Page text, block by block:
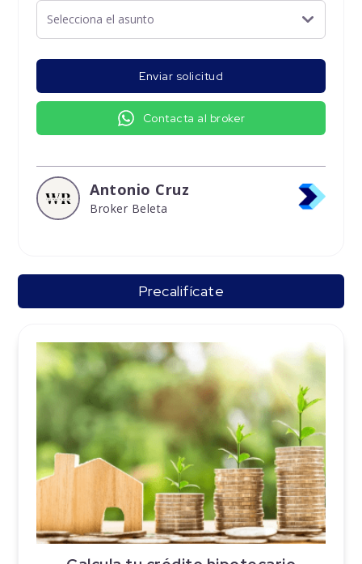
Enviar solicitud
Contacta al broker
Antonio Cruz
Broker Beleta
Precalifícate